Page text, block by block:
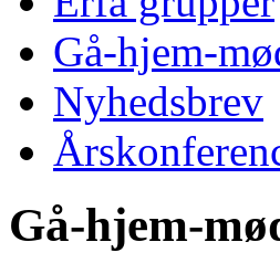
Gå-hjem-
Nyhedsbrev
Gå-hjem-